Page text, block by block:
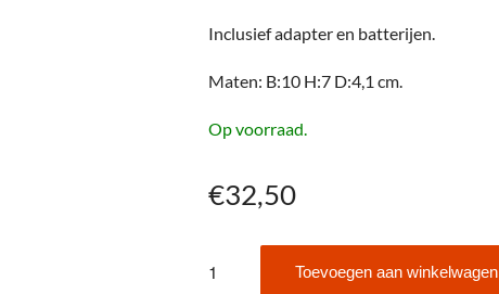
Inclusief adapter en batterijen.
Maten: B:10 H:7 D:4,1 cm.
Op voorraad.
€32,50
Toevoegen aan winkelwagen